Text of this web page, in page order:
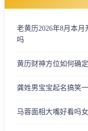
老黄历2026年8月本
吗
黄历财神方位如何确
龚姓男宝宝起名搞笑
马蓉面相大嘴好看吗